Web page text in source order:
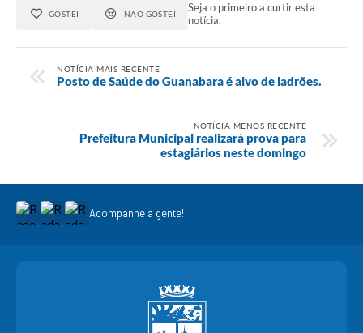
GOSTEI NÃO GOSTEI
Seja o primeiro a curtir esta
notícia.
NOTÍCIA MAIS RECENTE
Posto de Saúde do Guanabara é alvo de ladrões.
NOTÍCIA MENOS RECENTE
Prefeitura Municipal realizará prova para
estagiários neste domingo
Acompanhe a gente!